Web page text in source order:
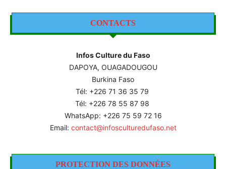
CONTACTS
Infos Culture du Faso
DAPOYA, OUAGADOUGOU
Burkina Faso
Tél: +226 71 36 35 79
Tél: +226 78 55 87 98
WhatsApp: +226 75 59 72 16
Email: contact@infosculturedufaso.net
PROTECTION DES DONNÉES